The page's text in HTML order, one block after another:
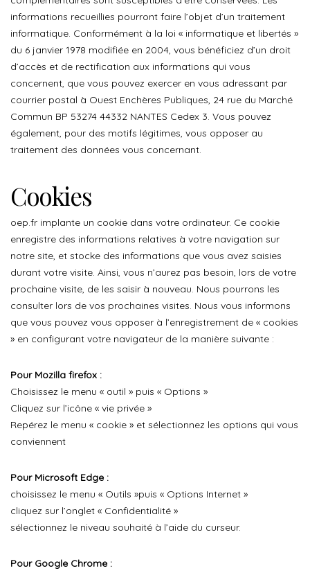
informations recueillies pourront faire l’objet d’un traitement
informatique. Conformément à la loi « informatique et libertés »
du 6 janvier 1978 modifiée en 2004, vous bénéficiez d’un droit
d’accès et de rectification aux informations qui vous
concernent, que vous pouvez exercer en vous adressant par
courrier postal à Ouest Enchères Publiques, 24 rue du Marché
Commun BP 53274 44332 NANTES Cedex 3. Vous pouvez
également, pour des motifs légitimes, vous opposer au
traitement des données vous concernant.
Cookies
oep.fr implante un cookie dans votre ordinateur. Ce cookie
enregistre des informations relatives à votre navigation sur
notre site, et stocke des informations que vous avez saisies
durant votre visite. Ainsi, vous n’aurez pas besoin, lors de votre
prochaine visite, de les saisir à nouveau. Nous pourrons les
consulter lors de vos prochaines visites. Nous vous informons
que vous pouvez vous opposer à l’enregistrement de « cookies
» en configurant votre navigateur de la manière suivante :
Pour Mozilla firefox :
Choisissez le menu « outil » puis « Options »
Cliquez sur l’icône « vie privée »
Repérez le menu « cookie » et sélectionnez les options qui vous
conviennent
Pour Microsoft Edge :
choisissez le menu « Outils »puis « Options Internet »
cliquez sur l’onglet « Confidentialité »
sélectionnez le niveau souhaité à l’aide du curseur.
Pour Google Chrome :